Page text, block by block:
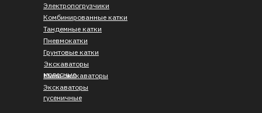
Электропогрузчики
Экскаваторы
колесные
Экскаваторы
гусеничные
Мини-экскаваторы
Комбинированные катки
Грунтовые катки
Тандемные катки
Пневмокатки